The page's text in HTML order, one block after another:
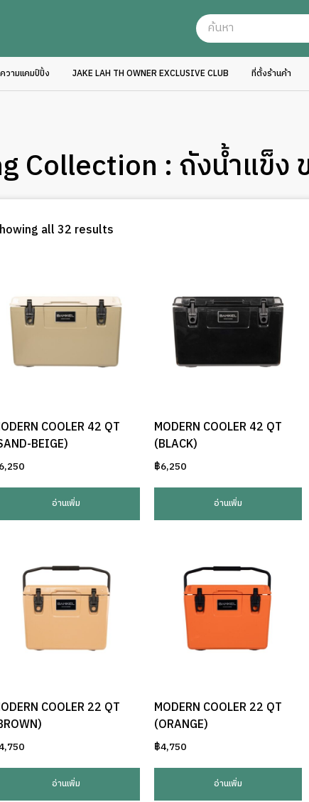
วามแคมป์ปิ้ง JAKE LAH TH OWNER EXCLUSIVE CLUB ที่ตั้งร้านค้า
Collection : ถังน้ำแข็ง
all 32 results
COOLER 42 QT
BEIGE)
6,250
อ่านเพิ่ม
MODERN COOLER 42 QT
(BLACK)
฿6,250
อ่านเพิ่ม
COOLER 22 QT
อ่านเพิ่ม
MODERN COOLER 22 QT
(ORANGE)
฿4,750
อ่านเพิ่ม